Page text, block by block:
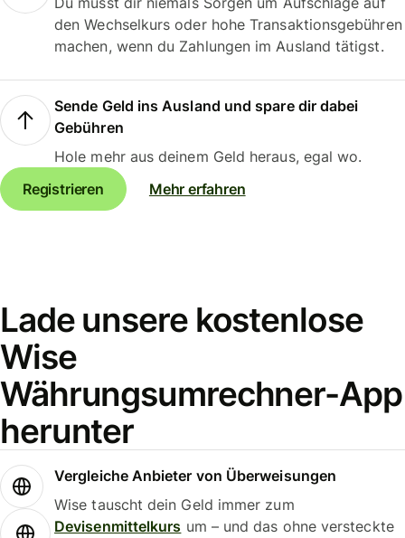
den Wechselkurs oder hohe Transaktionsgebühren
machen, wenn du Zahlungen im Ausland tätigst.
Sende Geld ins Ausland und spare dir dabei
Gebühren
Hole mehr aus deinem Geld heraus, egal wo.
Registrieren
Mehr erfahren
Lade unsere kostenlose
Wise
Währungsumrechner-App
herunter
Vergleiche Anbieter von Überweisungen
Wise tauscht dein Geld immer zum
Devisenmittelkurs um – und das ohne versteckte